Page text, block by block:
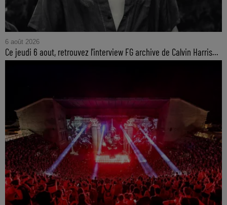
6 août 2026
Ce jeudi 6 aout, retrouvez l'interview FG archive de Calvin Harris...